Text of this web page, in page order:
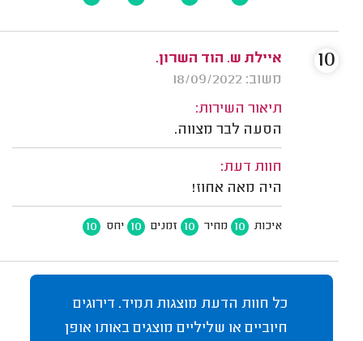
איילת ש. הוד השרון.
משוב: 18/09/2022
תיאור השירות:
הסעה לבר מצווה.
חוות דעת:
היה מאה אחוז!
איכות 10 מחיר 10 זמנים 10 יחס 10
10
כל חוות הדעת מוצגות תמיד. דירוגים
חיוביים או שליליים מוצגים באותו אופן